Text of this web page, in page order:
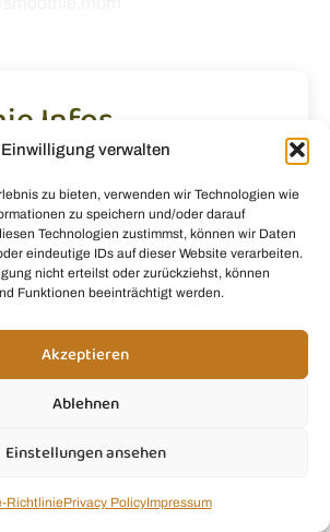
Einwilligung verwalten
zu bieten, verwenden wir Technologien wie
zu speichern und/oder darauf
Technologien zustimmst, können wir Daten
eindeutige IDs auf dieser Website verarbeiten.
nicht erteilst oder zurückziehst, können
Funktionen beeinträchtigt werden.
Akzeptieren
Ablehnen
Einstellungen ansehen
RichtliniePrivacy PolicyImpressum
Infos
Tipps& Tricks
Smothies